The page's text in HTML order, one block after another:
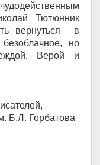
Тютюнник
вернуться в
но
Верой и
Б.Л. Горбатова